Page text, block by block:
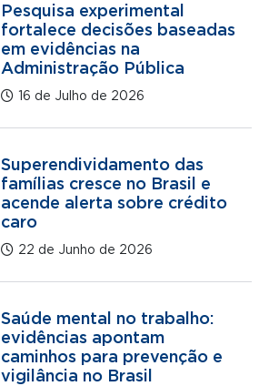
Pesquisa experimental
fortalece decisões baseadas
em evidências na
Administração Pública
16 de Julho de 2026
Superendividamento das
famílias cresce no Brasil e
acende alerta sobre crédito
caro
22 de Junho de 2026
Saúde mental no trabalho:
evidências apontam
caminhos para prevenção e
vigilância no Brasil